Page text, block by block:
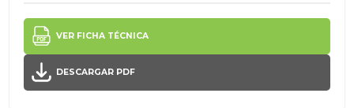
VER FICHA TÉCNICA
DESCARGAR PDF